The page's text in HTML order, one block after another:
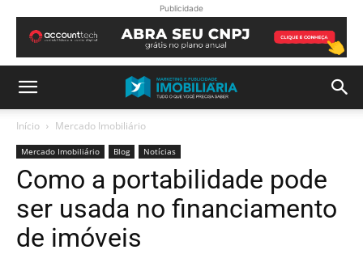
Publicidade
Início Mercado Imobiliário
Mercado Imobiliário Blog Notícias
Como a portabilidade pode
ser usada no financiamento
de imóveis